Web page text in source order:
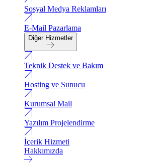
Sosyal Medya Reklamları
E-Mail Pazarlama
Diğer Hizmetler
Teknik Destek ve Bakım
Hosting ve Sunucu
Kurumsal Mail
Yazılım Projelendirme
İçerik Hizmeti
Hakkımızda